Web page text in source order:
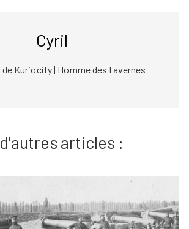
Cyril
de Kuriocity | Homme des tavernes
articles :